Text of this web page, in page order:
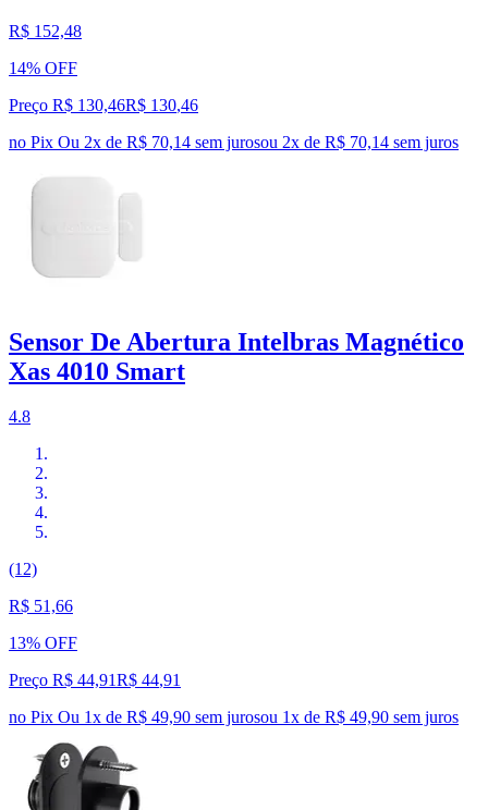
R$ 152,48
14% OFF
Preço R$ 130,46R$ 130,46
no Pix Ou 2x de R$ 70,14 sem jurosou 2x de R$ 70,14 sem juros
Sensor De Abertura Intelbras Magnético
Xas 4010 Smart
4.8
(12)
R$ 51,66
13% OFF
Preço R$ 44,91R$ 44,91
no Pix Ou 1x de R$ 49,90 sem jurosou 1x de R$ 49,90 sem juros